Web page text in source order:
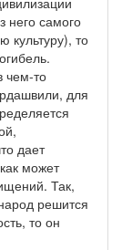
него самого
культуру), то
чем-то
для
дает
может
Так,
решится
то он